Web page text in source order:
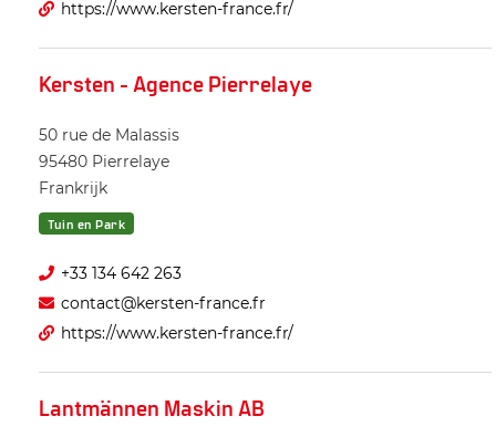
https://www.kersten-france.fr/
Kersten - Agence Pierrelaye
50 rue de Malassis
95480 Pierrelaye
Frankrijk
Tuin en Park
+33 134 642 263
contact@kersten-france.fr
https://www.kersten-france.fr/
Lantmännen Maskin AB